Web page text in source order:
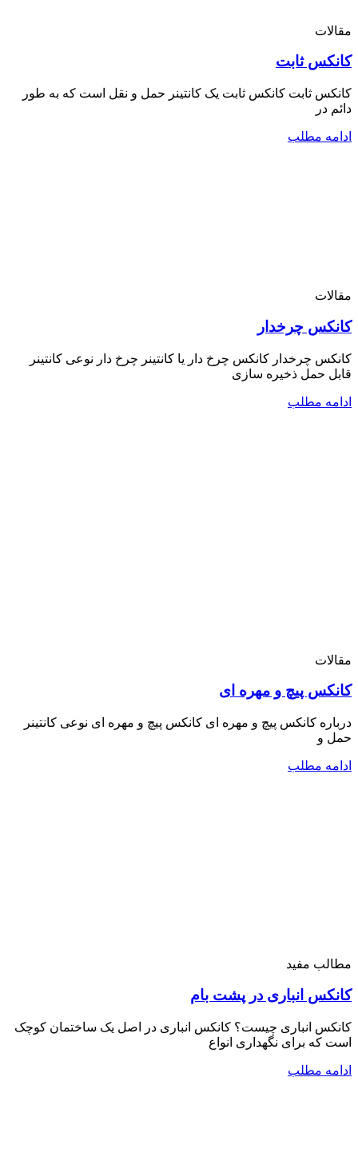
مقالات
کانکس ثابت
کانکس ثابت کانکس ثابت یک کانتینر حمل و نقل است که به طور
دائم در
ادامه مطلب
مقالات
کانکس چرخدار
کانکس چرخدار کانکس چرخ دار یا کانتینر چرخ دار نوعی کانتینر
قابل حمل ذخیره سازی
ادامه مطلب
مقالات
کانکس پیچ و مهره ای
درباره کانکس پیچ و مهره ای کانکس پیچ و مهره ای نوعی کانتینر
حمل و
ادامه مطلب
مطالب مفید
کانکس انباری در پشت بام
کانکس انباری چیست؟ کانکس انباری در اصل یک ساختمان کوچک
است که برای نگهداری انواع
ادامه مطلب